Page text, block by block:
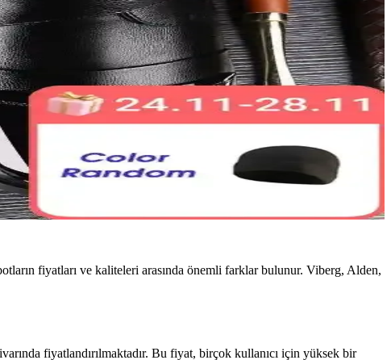
fiyatları ve kaliteleri arasında önemli farklar bulunur. Viberg, Alden,
fiyatlandırılmaktadır. Bu fiyat, birçok kullanıcı için yüksek bir